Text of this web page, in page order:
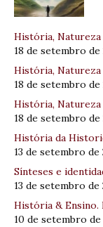
História, Natureza
18 de setembro de
História, Natureza
18 de setembro de
História, Natureza
18 de setembro de
História da
13 de setembro de
Sínteses e
13 de setembro de
História & Ensino.
10 de setembro de